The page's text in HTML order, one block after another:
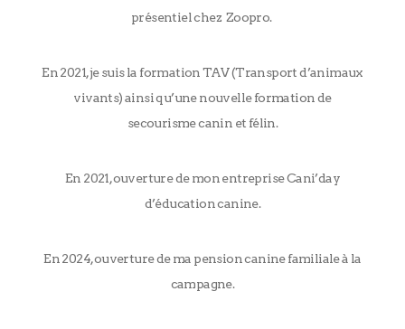
présentiel chez Zoopro.
En 2021, je suis la formation TAV (Transport d’animaux
vivants) ainsi qu’une nouvelle formation de
secourisme canin et félin.
En 2021, ouverture de mon entreprise Cani’day
d’éducation canine.
En 2024, ouverture de ma pension canine familiale à la
campagne.